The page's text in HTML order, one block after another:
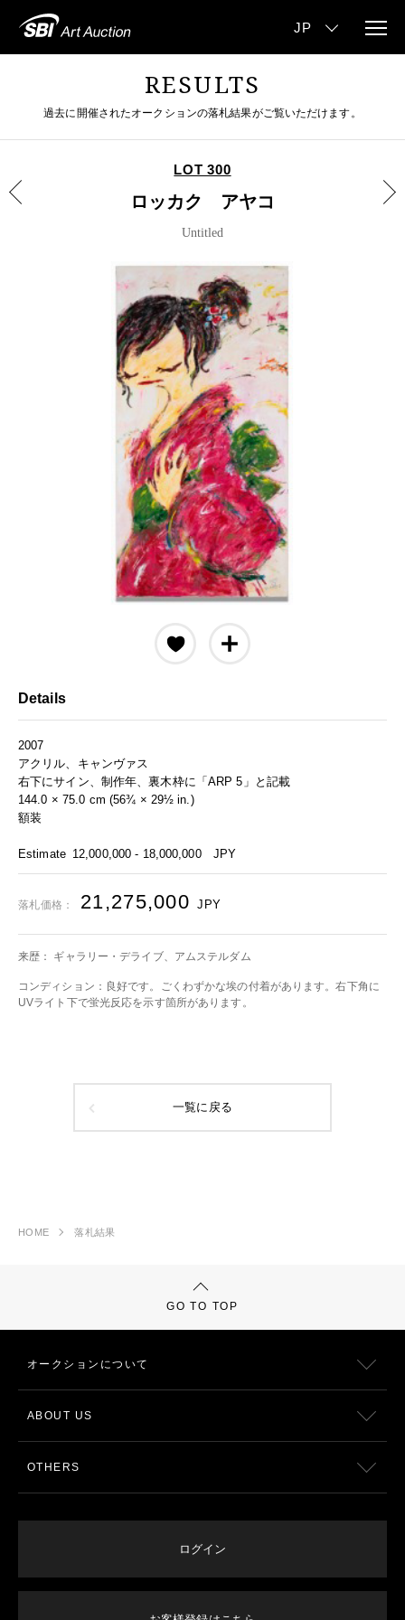
RESULTS
過去に開催されたオークションの落札結果がご覧いただけます。
LOT 300
ロッカク アヤコ
Untitled
Details
2007
アクリル、キャンヴァス
右下にサイン、制作年、裏木枠に「ARP 5」と記載
144.0 × 75.0 cm (56¾ × 29½ in.)
額装
Estimate 12,000,000 - 18,000,000 JPY
落札価格： 21,275,000 JPY
来歴： ギャラリー・デライブ、アムステルダム
コンディション：良好です。ごくわずかな埃の付着があります。右下角に
UVライト下で蛍光反応を示す箇所があります。
一覧に戻る
HOME 落札結果
GO TO TOP
オークションについて
ABOUT US
OTHERS
ログイン